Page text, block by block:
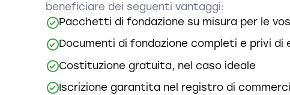
beneficiare dei seguenti vantaggi:
Pacchetti di fondazione su misura per le
Documenti di fondazione completi e privi di
Costituzione gratuita, nel caso ideale
Iscrizione garantita nel registro di